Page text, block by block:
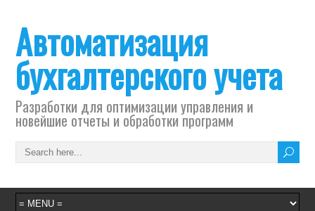
Автоматизация
бухгалтерского учета
Разработки для оптимизации управления и
новейшие отчеты и обработки программ